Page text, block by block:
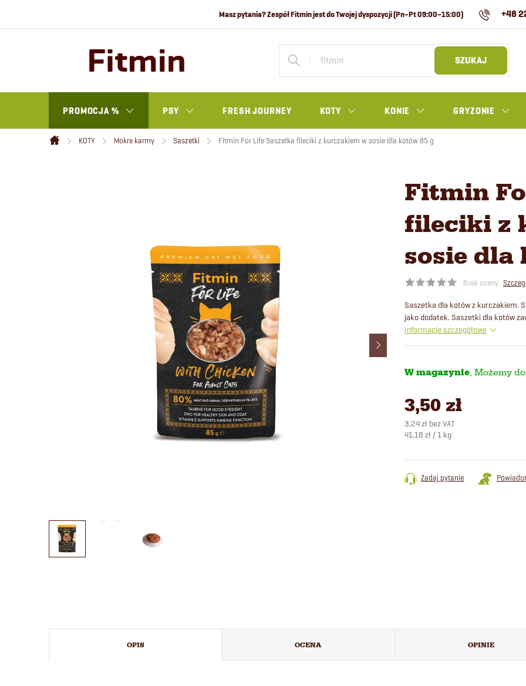
+48
SZUKAJ
PROMOCJA % PSY FRESH JOURNEY KOTY KONIE GRYZONIE
Home
KOTY Mokre karmy Saszetki Fitmin For Life Saszetka fileciki z kurczakiem w sosie dla kotów 85 g
Fitmin
fileciki z
sosie dla
Brak oceny
Saszetka dla kotów z kurczakiem.
jako dodatek. Saszetki dla kotów
Informacje szczegółowe
W magazynie
3,50 zł
3,24 zł bez VAT
Cena
41,18 zł / 1 kg
Zadaj pytanie
OPIS OCENA OPINIE